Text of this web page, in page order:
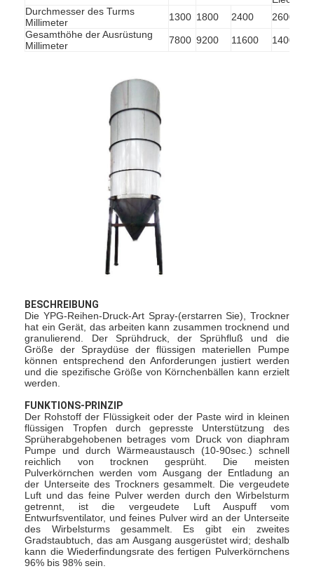
Fabrik Tour
Qualitätskontrolle
Kontakt
Nachrichten
Alle Fälle
Zentrifugaler HochgeschwindigkeitsSprühtrockner
Vibrierender Wirbelschichttrockner
Durchmesser des Turms
Millimeter
1300 1800 2400 2600
Gesamthöhe der Ausrüstung
Millimeter
7800 9200 11600 14000
BESCHREIBUNG
Die YPG-Reihen-Druck-Art Spray-(erstarren Sie), Trockner
hat ein Gerät, das arbeiten kann zusammen trocknend und
granulierend. Der Sprühdruck, der Sprühfluß und die
Größe der Spraydüse der flüssigen materiellen Pumpe
können entsprechend den Anforderungen justiert werden
und die spezifische Größe von Körnchenbällen kann erzielt
werden.
FUNKTIONS-PRINZIP
Der Rohstoff der Flüssigkeit oder der Paste wird in kleinen
flüssigen Tropfen durch gepresste Unterstützung des
Sprüherabgehobenen betrages vom Druck von diaphram
Pumpe und durch Wärmeaustausch (10-90sec.) schnell
reichlich von trocknen gesprüht. Die meisten
Pulverkörnchen werden vom Ausgang der Entladung an
der Unterseite des Trockners gesammelt. Die vergeudete
Luft und das feine Pulver werden durch den Wirbelsturm
getrennt, ist die vergeudete Luft Auspuff vom
Entwurfsventilator, und feines Pulver wird an der Unterseite
des Wirbelsturms gesammelt. Es gibt ein zweites
Gradstaubtuch, das am Ausgang ausgerüstet wird; deshalb
kann die Wiederfindungsrate des fertigen Pulverkörnchens
96% bis 98% sein.